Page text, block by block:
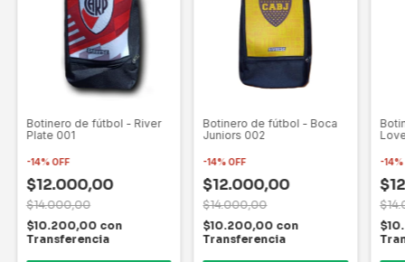
Botinero de fútbol - River
Plate 001
-14%OFF
$12.000,00
$14.000,00
$10.200,00 con
Transferencia
Botinero de fútbol - Boca
Juniors 002
-14%OFF
$12.000,00
$14.000,00
$10.200,00 con
Transferencia
-14%